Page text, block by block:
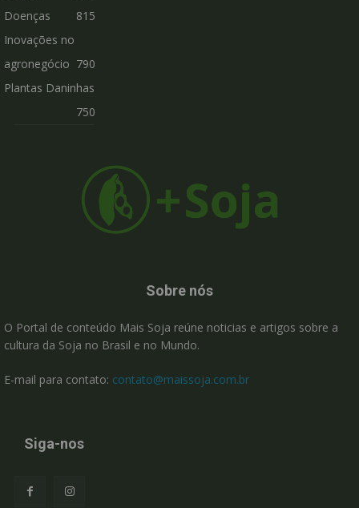
Doenças
815
Inovações no
agronegócio 790
Plantas Daninhas
750
Sobre nós
O Portal de conteúdo Mais Soja reúne noticias e artigos sobre a
cultura da Soja no Brasil e no Mundo.
E-mail para contato: contato@maissoja.com.br
Siga-nos